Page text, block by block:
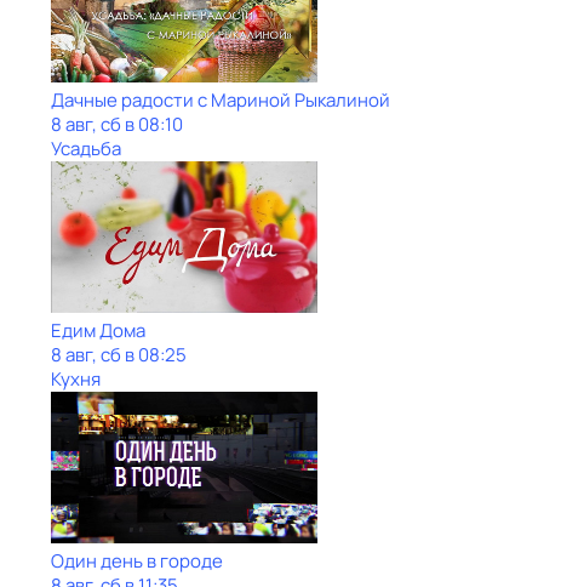
Дачные радости с Мариной Рыкалиной
8 авг, сб в 08:10
Усадьба
Едим Дома
8 авг, сб в 08:25
Кухня
Один день в городе